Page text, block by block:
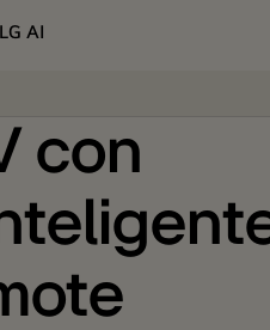
LG AI
con